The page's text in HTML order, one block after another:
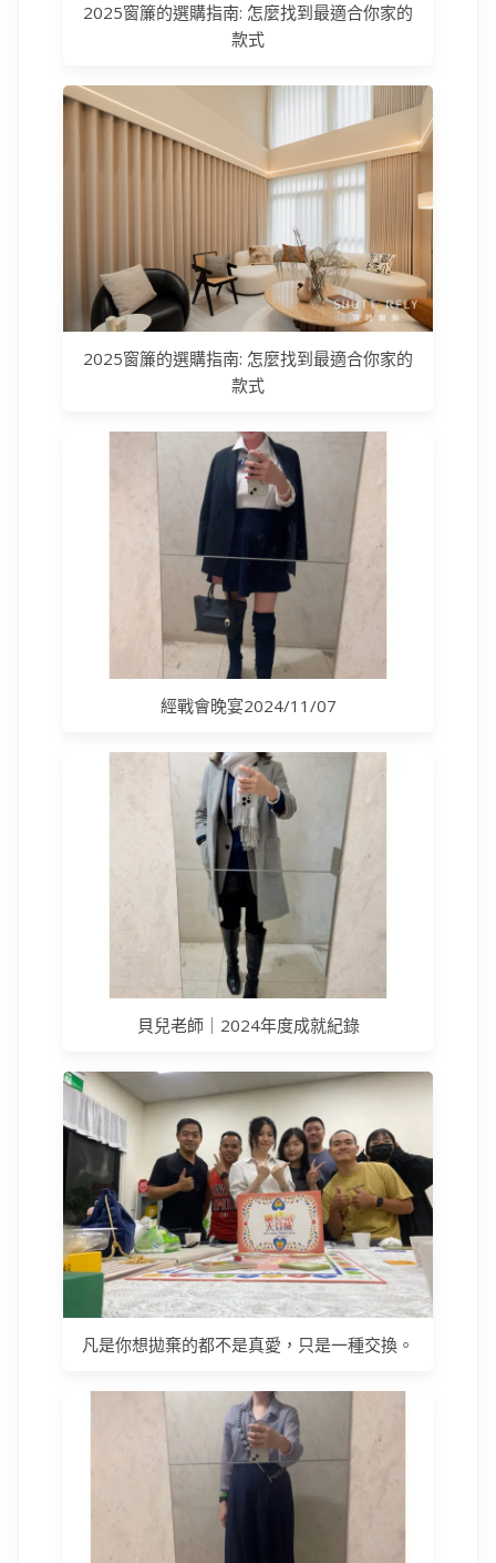
2025窗簾的選購指南: 怎麼找到最適合你家的
款式
2025窗簾的選購指南: 怎麼找到最適合你家的
款式
經戰會晚宴2024/11/07
貝兒老師｜2024年度成就紀錄
凡是你想拋棄的都不是真愛，只是一種交換。